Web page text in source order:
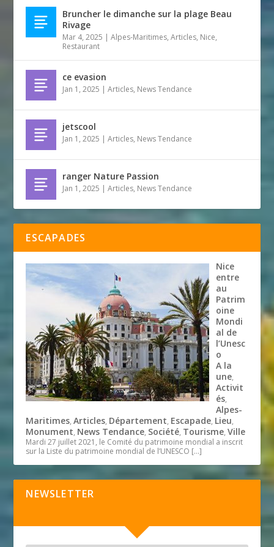
Bruncher le dimanche sur la plage Beau
Rivage
Mar 4, 2025 |Alpes-Maritimes,Articles, Nice,
Restaurant
ce evasion
Jan 1, 2025 |Articles, News Tendance
jetscool
Jan 1, 2025 |Articles, News Tendance
ranger Nature Passion
Jan 1, 2025 |Articles, News Tendance
ESCAPADES
Nice
entre
au
Patrim
oine
Mondi
al de
l’Unesc
o
A la
une,
Activit
és,
Alpes-
Maritimes,Articles, Département, Escapade, Lieu,
Monument, News Tendance, Société, Tourisme,Ville
Mardi 27 juillet 2021, le Comité du patrimoine mondial a inscrit
sur la Liste du patrimoine mondial de l’UNESCO […]
NEWSLETTER